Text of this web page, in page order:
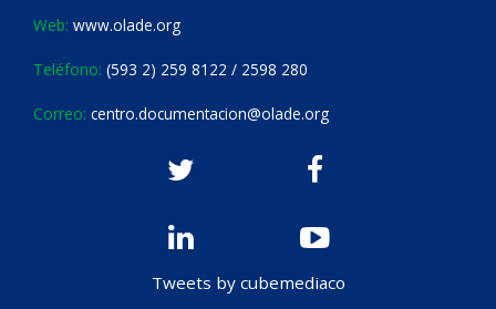
Web: www.olade.org
Teléfono: (593 2) 259 8122 / 2598 280
Correo: centro.documentacion@olade.org
Tweets by cubemediaco